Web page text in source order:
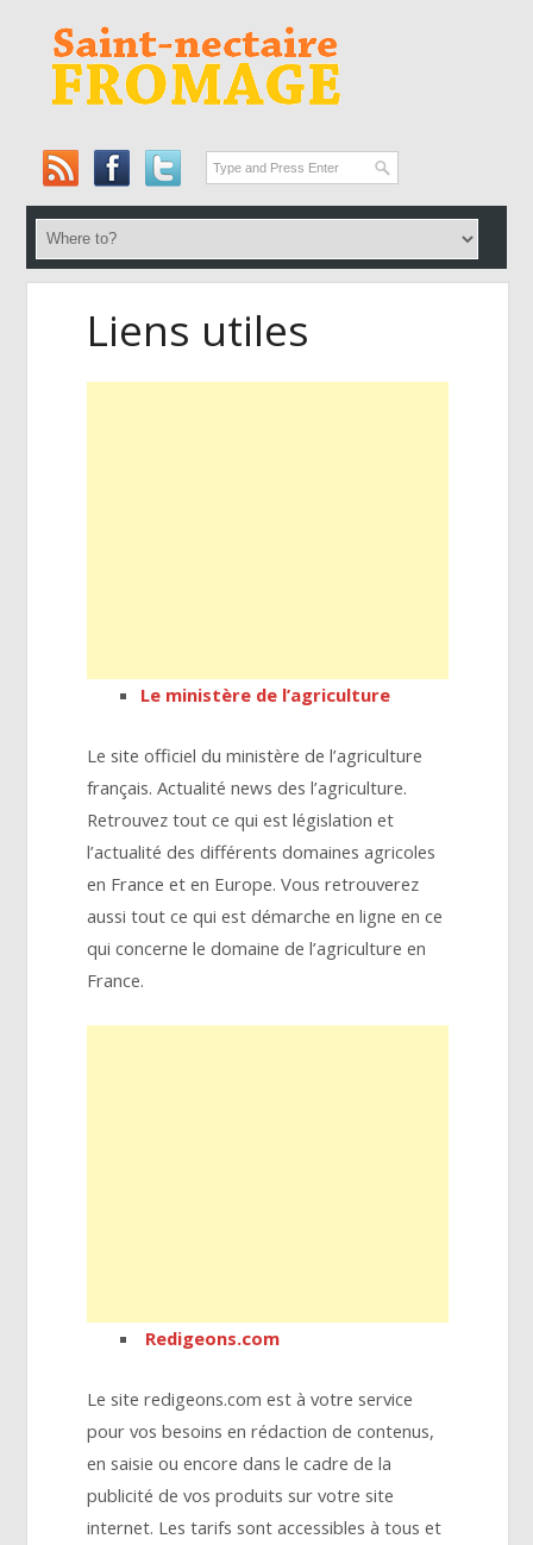
Liens utiles
Le ministère de l’agriculture
Le site officiel du ministère de l’agriculture
français. Actualité news des l’agriculture.
Retrouvez tout ce qui est législation et
l’actualité des différents domaines agricoles
en France et en Europe. Vous retrouverez
aussi tout ce qui est démarche en ligne en ce
qui concerne le domaine de l’agriculture en
France.
Redigeons.com
Le site redigeons.com est à votre service
pour vos besoins en rédaction de contenus,
en saisie ou encore dans le cadre de la
publicité de vos produits sur votre site
internet. Les tarifs sont accessibles à tous et